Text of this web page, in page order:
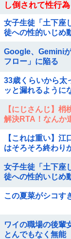
し倒されて性行
女子生徒「土下座
徒への性的いじめ
Google、Gemini
フロー」に陥る
33歳くらいから太
ッと漏れるように
【にじさんじ】
解決RTA！なんか
【これは重い】
はそろそろ終わり
女子生徒「土下座
徒への性的いじめ
この夏菜がシコす
ワイの職場の後輩
とんでもなく無能